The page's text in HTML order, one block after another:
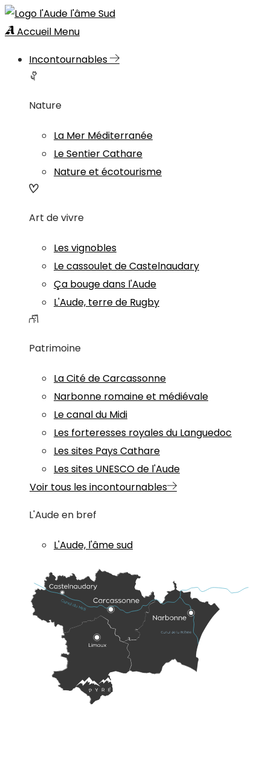
Accueil Menu
Incontournables
Nature
La Mer Méditerranée
Le Sentier Cathare
Nature et écotourisme
Art de vivre
Les vignobles
Le cassoulet de Castelnaudary
Ça bouge dans l'Aude
L'Aude, terre de Rugby
Patrimoine
La Cité de Carcassonne
Narbonne romaine et médiévale
Le canal du Midi
Les forteresses royales du Languedoc
Les sites Pays Cathare
Les sites UNESCO de l'Aude
Voir tous les incontournables
L'Aude en bref
L'Aude, l'âme sud